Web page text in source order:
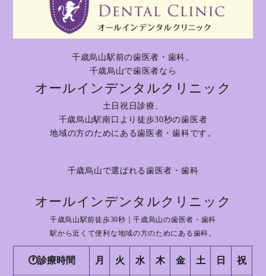
千歳烏山駅前の歯医者・歯科。
千歳烏山で歯医者なら
オールインデンタルクリニック
土日祝日診療、
千歳烏山駅南口より徒歩30秒の歯医者
地域の方のためにある歯医者・歯科です。
千歳烏山で選ばれる歯医者・歯科
オールインデンタルクリニック
千歳烏山駅前徒歩30秒｜千歳烏山の歯医者・歯科
駅から近くて便利な地域の方のためにある歯科。
🕐診療時間 月 火 水 木 金 土 日 祝